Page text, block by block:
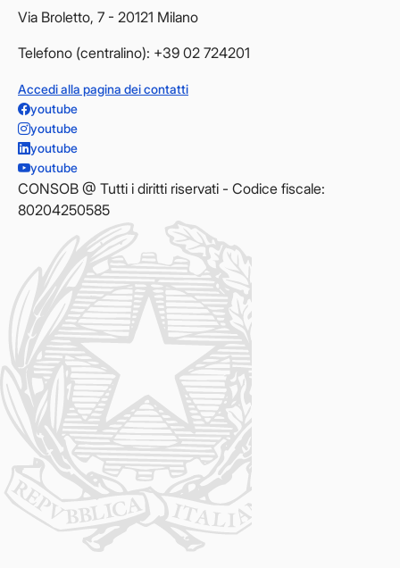
Via Broletto, 7 - 20121 Milano
Telefono (centralino): +39 02 724201
Accedi alla pagina dei contatti
youtube
youtube
youtube
youtube
CONSOB @ Tutti i diritti riservati - Codice fiscale:
80204250585